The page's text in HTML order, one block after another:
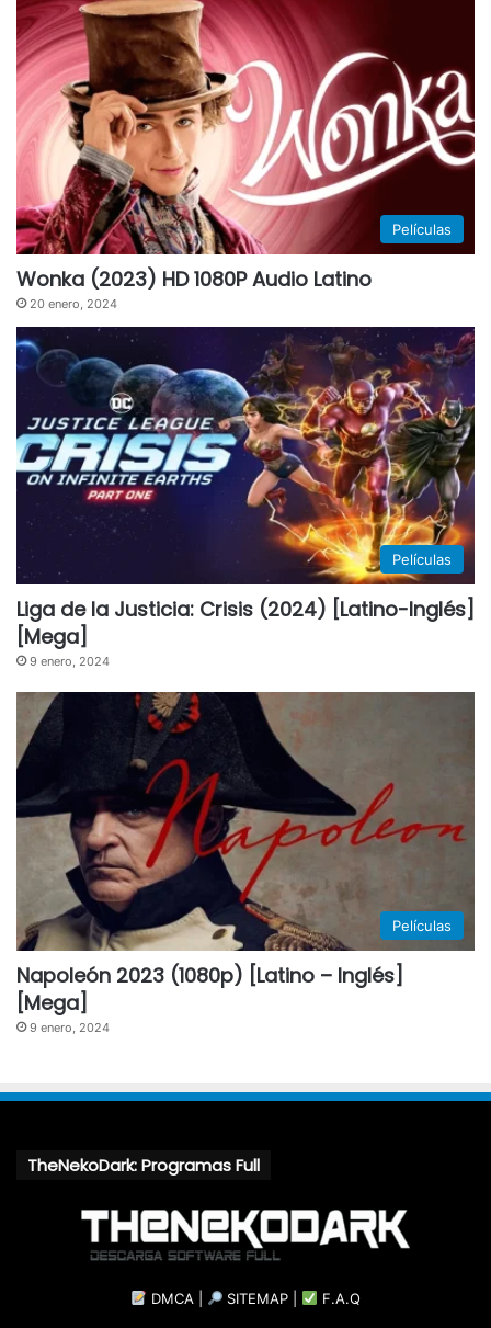
Películas
Wonka (2023) HD 1080P Audio Latino
20 enero, 2024
Películas
Liga de la Justicia: Crisis (2024) [Latino-Inglés]
[Mega]
9 enero, 2024
Películas
Napoleón 2023 (1080p) [Latino – Inglés]
[Mega]
9 enero, 2024
TheNekoDark: Programas Full
DMCA SITEMAP F.A.Q